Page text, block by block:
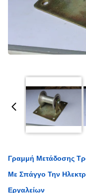
Γραμμή Μετάδοσης
Με Σπάγγο Την
Εργαλείων